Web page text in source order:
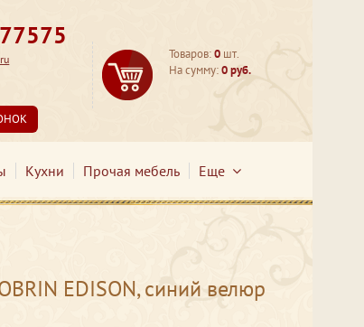
Товаров:0 шт.
На сумму:0 руб.
Кухни Прочая мебель Еще
EDISON, синий велюр